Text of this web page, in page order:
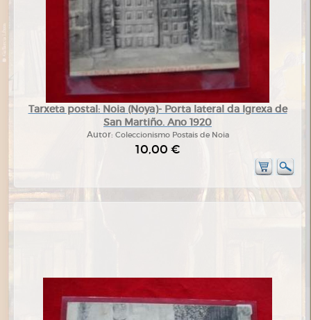
Tarxeta postal: Noia (Noya)- Porta lateral da Igrexa de
San Martiño. Ano 1920
Autor: Coleccionismo Postais de Noia
10,00 €